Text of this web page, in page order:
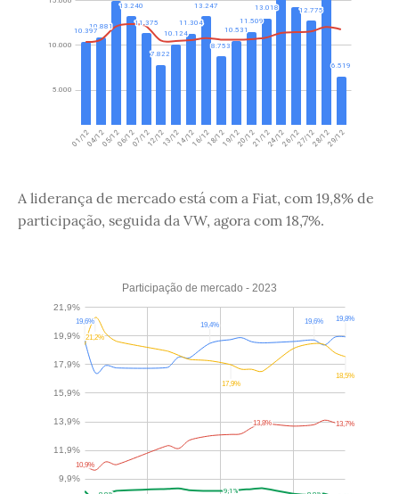
A liderança de mercado está com a Fiat, com 19,8% de
participação, seguida da VW, agora com 18,7%.